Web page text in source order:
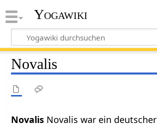
Yogawiki
Novalis
Novalis Novalis war ein deutscher